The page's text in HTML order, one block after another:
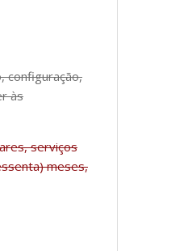
configuração,
às
serviços
meses,